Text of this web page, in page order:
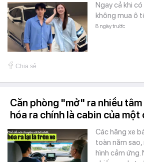
Ngay cả khi
không mua ô
8 ngày trước
Chia sẻ
Căn phòng "mở" ra nhiều
hóa ra chính là cabin của một
Các hãng xe
toàn năm sao,
hình cảm ứng.